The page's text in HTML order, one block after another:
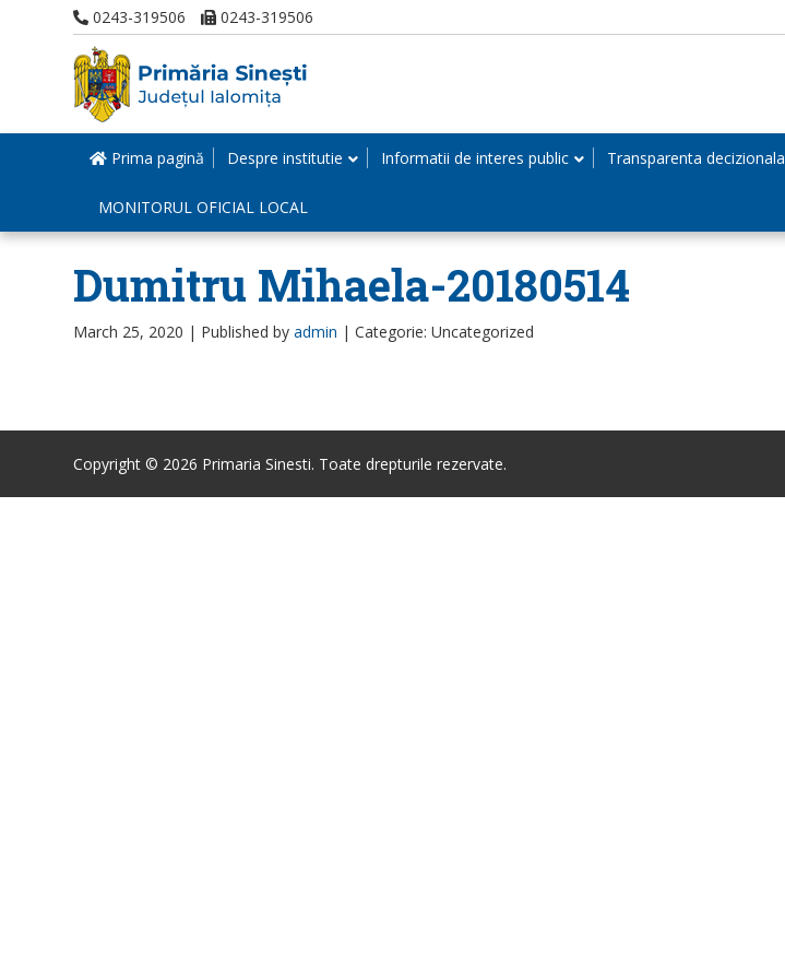
0243-319506 0243-319506
Prima pagină Despre institutie Informatii de interes public Transparenta decizionala
MONITORUL OFICIAL LOCAL
Dumitru Mihaela-20180514
March 25, 2020 | Published by admin | Categorie: Uncategorized
Copyright © 2026 Primaria Sinesti. Toate drepturile rezervate.